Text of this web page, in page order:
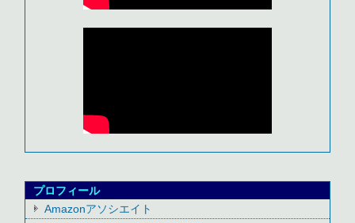
プロフィール
Amazonアソシエイト